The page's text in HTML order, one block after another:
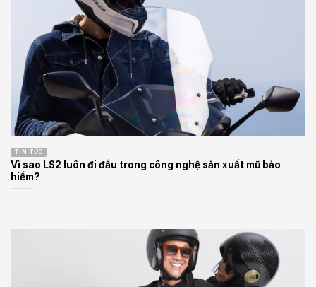
TIN TỨC
Vì sao LS2 luôn đi đầu trong công nghệ sản xuất mũ bảo
hiểm?